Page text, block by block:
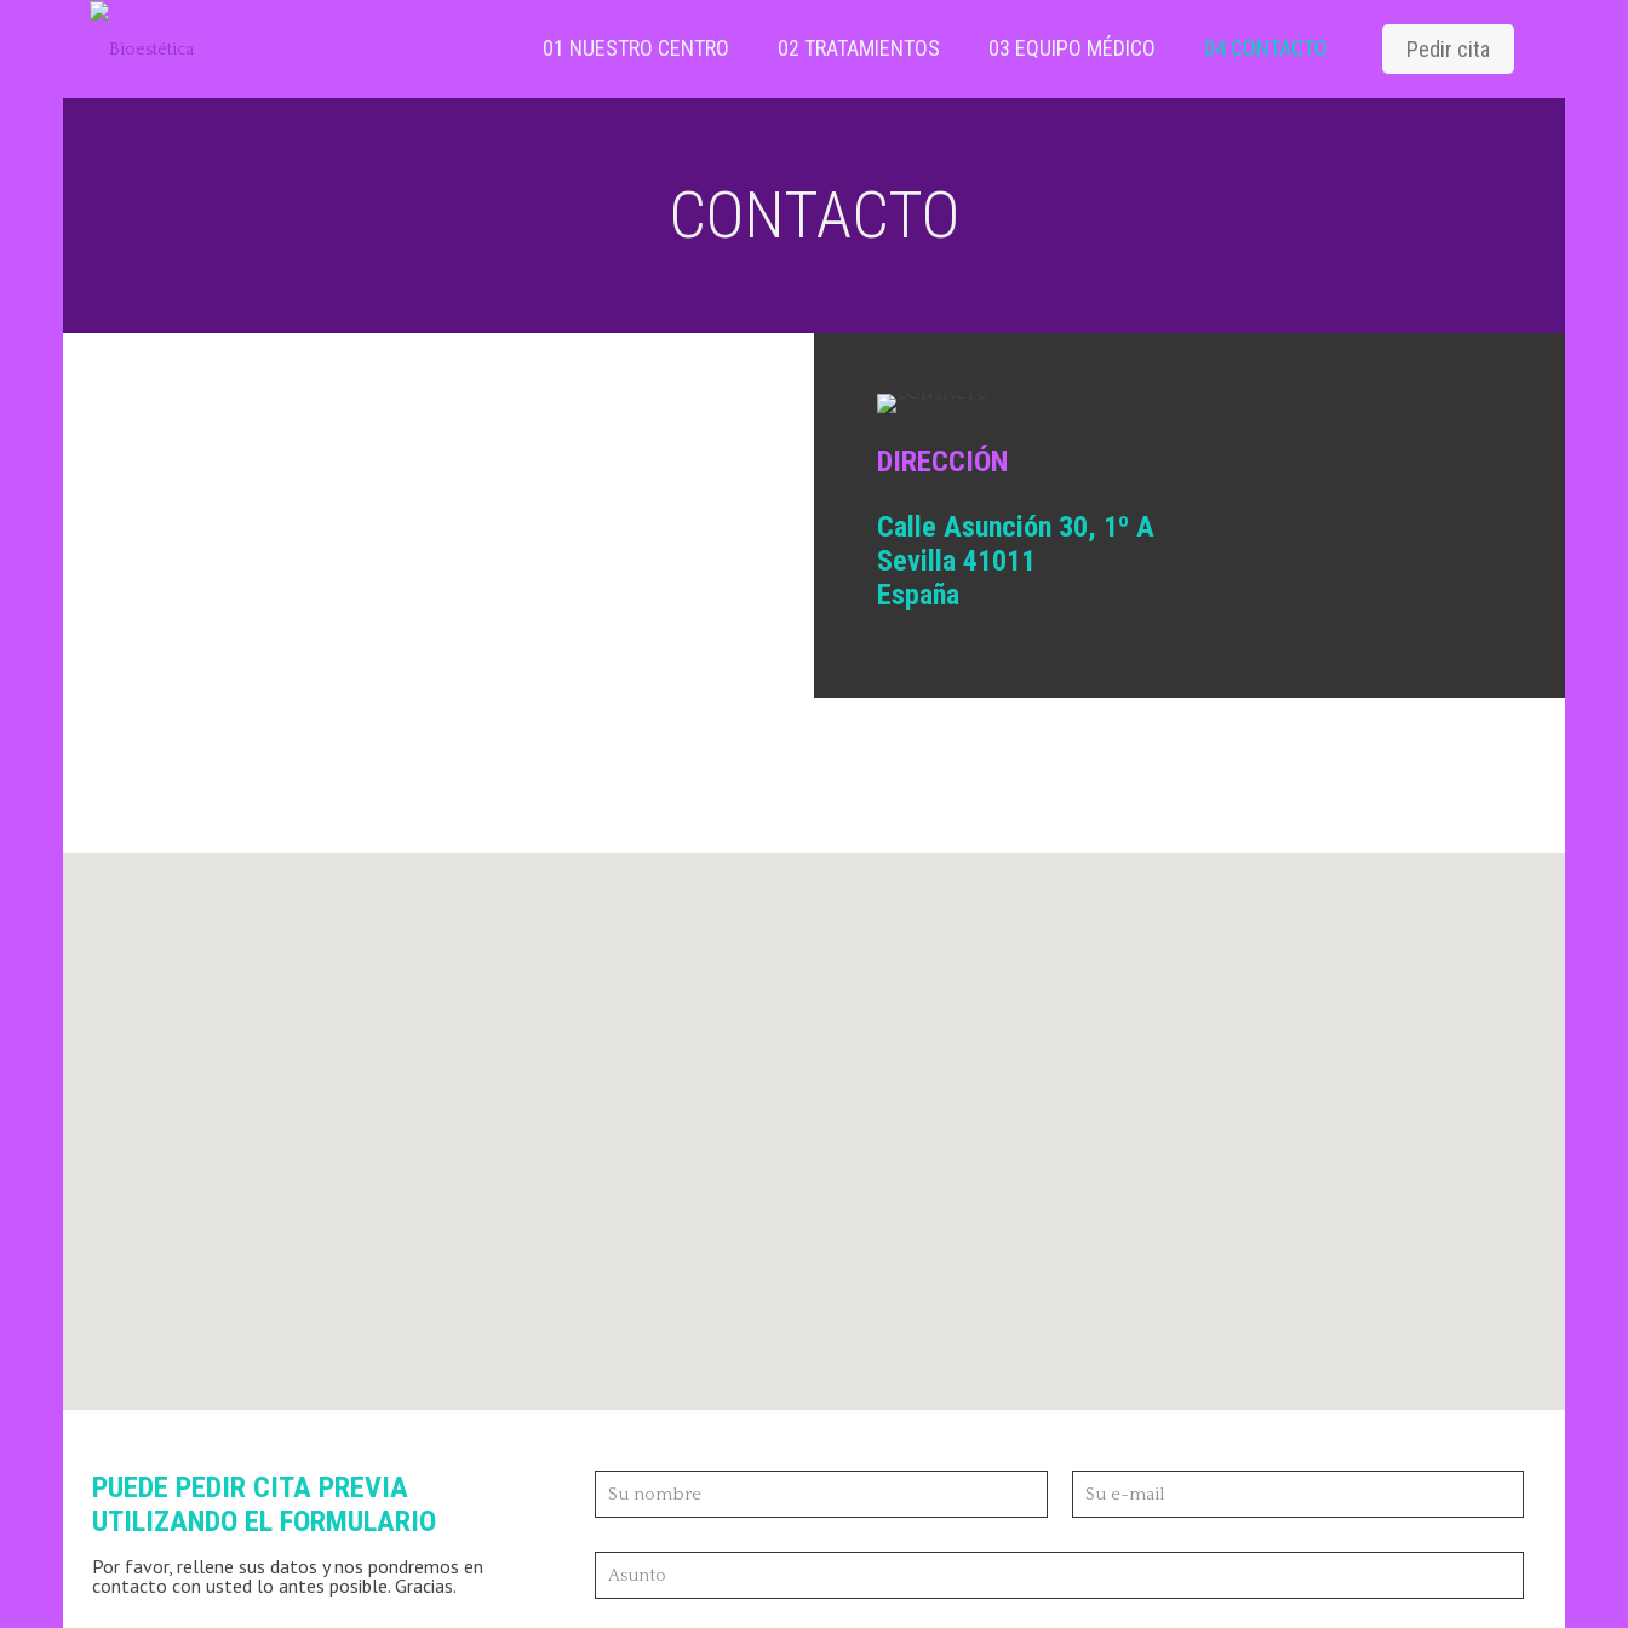
01 NUESTRO CENTRO 02 TRATAMIENTOS 03 EQUIPO MÉDICO 04 CONTACTO Pedir cita
CONTACTO
DIRECCIÓN
Calle Asunción 30, 1º A
Sevilla 41011
España
PUEDE PEDIR CITA PREVIA
UTILIZANDO EL FORMULARIO
Por favor, rellene sus datos y nos pondremos en
contacto con usted lo antes posible. Gracias.